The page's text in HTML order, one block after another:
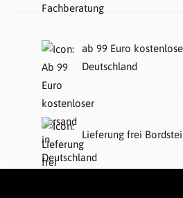
ab 99 Euro
Deutschland
Lieferung frei